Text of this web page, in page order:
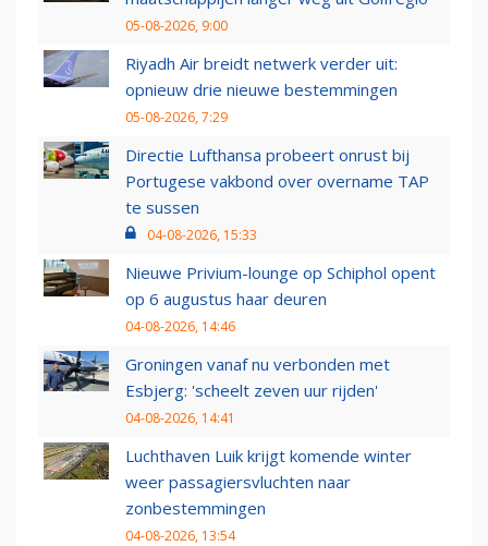
05-08-2026, 9:00
Riyadh Air breidt netwerk verder uit:
opnieuw drie nieuwe bestemmingen
05-08-2026, 7:29
Directie Lufthansa probeert onrust bij
Portugese vakbond over overname TAP
te sussen
04-08-2026, 15:33
Nieuwe Privium-lounge op Schiphol opent
op 6 augustus haar deuren
04-08-2026, 14:46
Groningen vanaf nu verbonden met
Esbjerg: 'scheelt zeven uur rijden'
04-08-2026, 14:41
Luchthaven Luik krijgt komende winter
weer passagiersvluchten naar
zonbestemmingen
04-08-2026, 13:54